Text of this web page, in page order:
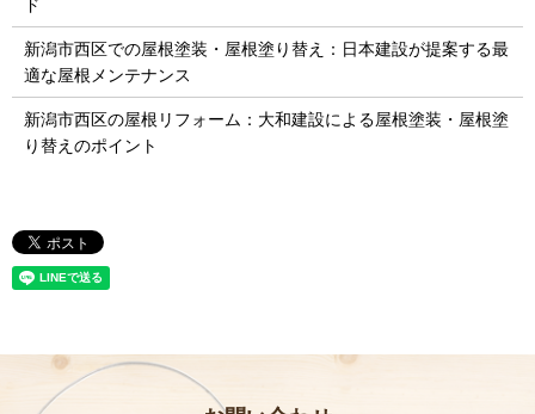
新潟市西区での屋根塗装・屋根塗り替え：日本建設が提案する最
適な屋根メンテナンス
新潟市西区の屋根リフォーム：大和建設による屋根塗装・屋根塗
り替えのポイント